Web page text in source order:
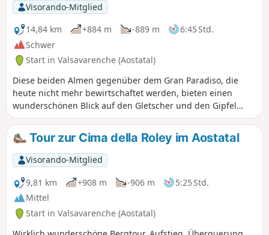
Visorando-Mitglied
14,84 km
+884 m -889 m
6:45 Std.
Schwer
Start in Valsavarenche (Aostatal)
Diese beiden Almen gegenüber dem Gran Paradiso, die
heute nicht mehr bewirtschaftet werden, bieten einen
wunderschönen Blick auf den Gletscher und den Gipfel
dieses besonders beliebten Berges.
Tour zur Cima della Roley im Aostatal
Visorando-Mitglied
9,81 km
+908 m -906 m
5:25 Std.
Mittel
Start in Valsavarenche (Aostatal)